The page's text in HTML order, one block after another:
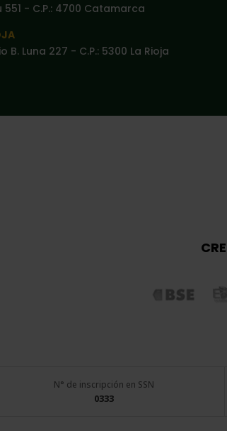
551 - C.P.: 4700 Catamarca
B. Luna 227 - C.P.: 5300 La Rioja
N° de inscripción en SSN
0333